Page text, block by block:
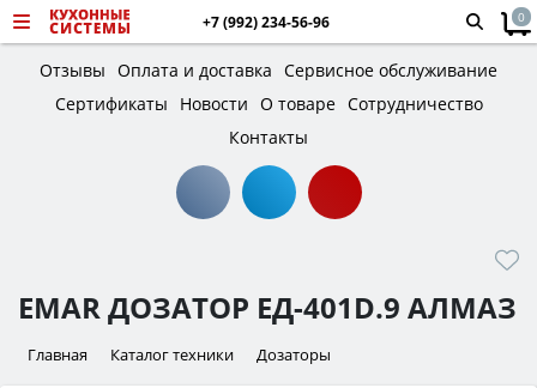
+7 (992) 234-56-96 0
Отзывы Оплата и доставка Сервисное обслуживание
Сертификаты
Новости О товаре Сотрудничество
Контакты
EMAR ДОЗАТОР ЕД-401D.9 АЛМАЗ
Главная Каталог техники Дозаторы